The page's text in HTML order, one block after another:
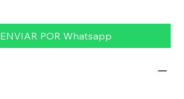
ENVIAR POR Whatsapp